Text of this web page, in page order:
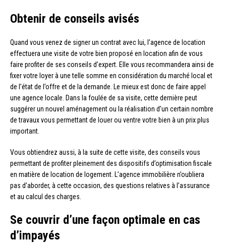
Obtenir de conseils avisés
Quand vous venez de signer un contrat avec lui, l’agence de location
effectuera une visite de votre bien proposé en location afin de vous
faire profiter de ses conseils d’expert. Elle vous recommandera ainsi de
fixer votre loyer à une telle somme en considération du marché local et
de l’état de l’offre et de la demande. Le mieux est donc de faire appel
une agence locale. Dans la foulée de sa visite, cette dernière peut
suggérer un nouvel aménagement ou la réalisation d’un certain nombre
de travaux vous permettant de louer ou ventre votre bien à un prix plus
important.
Vous obtiendrez aussi, à la suite de cette visite, des conseils vous
permettant de profiter pleinement des dispositifs d’optimisation fiscale
en matière de location de logement. L’agence immobilière n’oubliera
pas d’aborder, à cette occasion, des questions relatives à l’assurance
et au calcul des charges.
Se couvrir d’une façon optimale en cas
d’impayés